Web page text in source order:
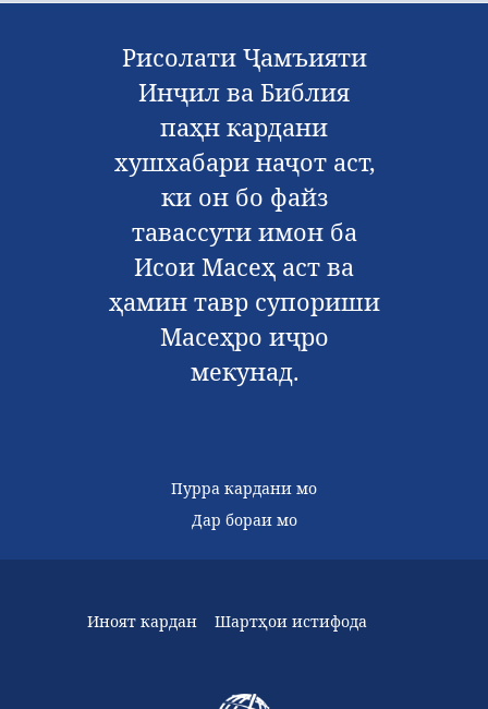
Рисолати Ҷамъияти
Инҷил ва Библия
паҳн кардани
хушхабари наҷот аст,
ки он бо файз
тавассути имон ба
Исои Масеҳ аст ва
ҳамин тавр супориши
Масеҳро иҷро
мекунад.
Пурра кардани мо
Дар бораи мо
Иноят кардан Шартҳои истифода